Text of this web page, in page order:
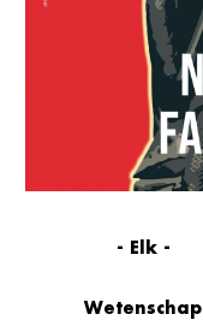
- Elk -
Wetenschap